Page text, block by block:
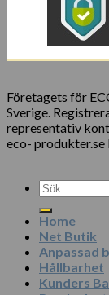
Företagets för
Sverige.
representativ
eco-
Sök
efter:
Home
Net Butik
Anpassad
Hållbarhet
Kunders